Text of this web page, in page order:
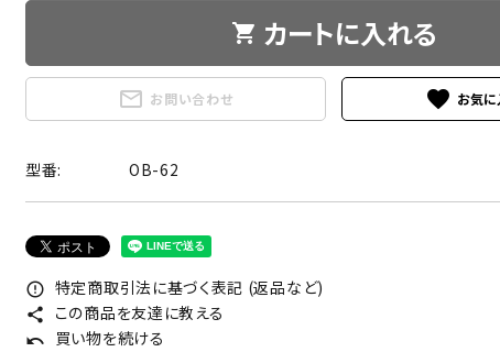
shopping_cart カートに入れる
mail_outline お問い合わせ favorite
型番: OB-62
error_outline 特定商取引法に基づく表記 (返品など)
share この商品を友達に教える
undo 買い物を続ける